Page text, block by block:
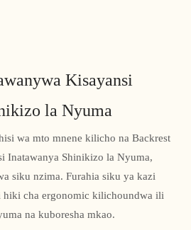
Kisayansi
la Nyuma
wa mto mnene kilicho na Backrest
Inatawanya Shinikizo la Nyuma,
siku nzima. Furahia siku ya kazi
cha ergonomic kilichoundwa ili
na kuboresha mkao.